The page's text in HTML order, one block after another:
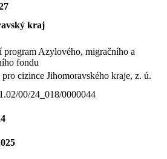
kraj
program Azylového, migračního a
fondu
cizince Jihomoravského kraje, z. ú.
00/24_018/0000044